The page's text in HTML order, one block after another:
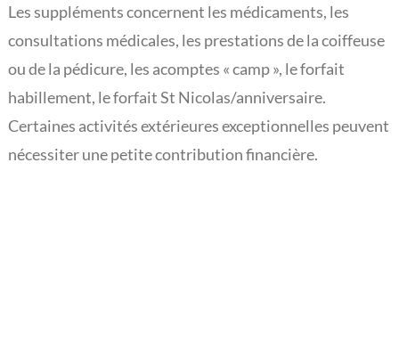
L’actualité du Rouveroy
Les suppléments concernent les médicaments, les
consultations médicales, les prestations de la coiffeuse
ou de la pédicure, les acomptes « camp », le forfait
habillement, le forfait St Nicolas/anniversaire.
Certaines activités extérieures exceptionnelles peuvent
nécessiter une petite contribution financière.